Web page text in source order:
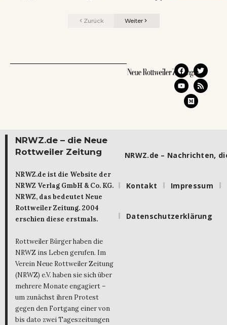
Zurück Weiter
NRWZ.de – die Neue
Rottweiler Zeitung
NRWZ.de ist die Website der
NRWZ Verlag GmbH & Co. KG.
NRWZ, das bedeutet Neue
Rottweiler Zeitung. 2004
erschien diese erstmals.
Rottweiler Bürger haben die
NRWZ ins Leben gerufen. Im
Verein Neue Rottweiler Zeitung
(NRWZ) e.V. haben sie sich über
mehrere Monate engagiert –
um zunächst ihren Protest
gegen den Fortgang einer von
bis dato zwei Tageszeitungen
NRWZ.de – Nachrichten,
Kontakt Impressum
Datenschutzerklärung